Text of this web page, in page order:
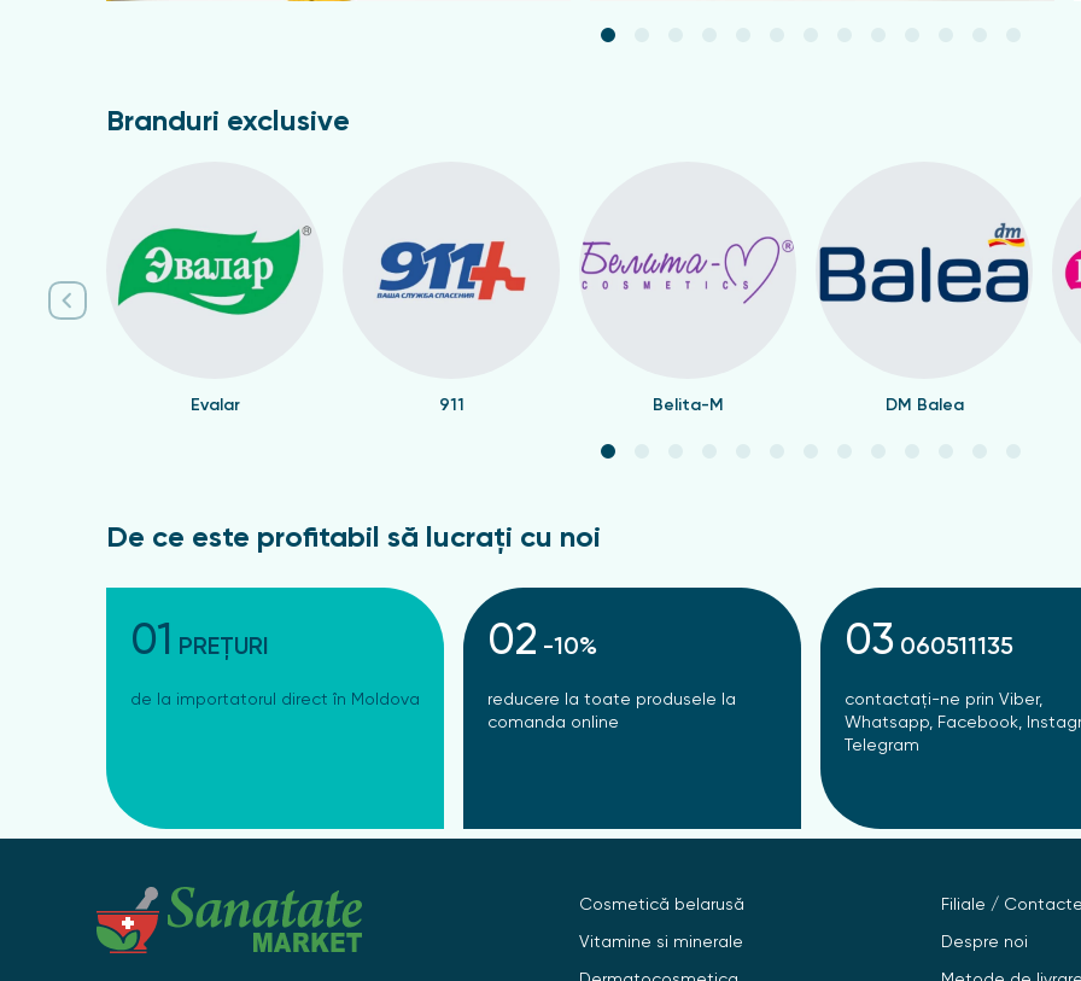
Branduri exclusive
Evalar 911 Belita-M DM Balea
De ce este profitabil să lucrați cu noi
01 PREȚURI
de la importatorul direct în Moldova
02 -10%
reducere la toate produsele la
comanda online
03 060511135
contactați-ne prin Viber,
Whatsapp, Facebook,
Telegram
Cosmetică belarusă
Vitamine si minerale
Filiale / Contacte
Despre noi